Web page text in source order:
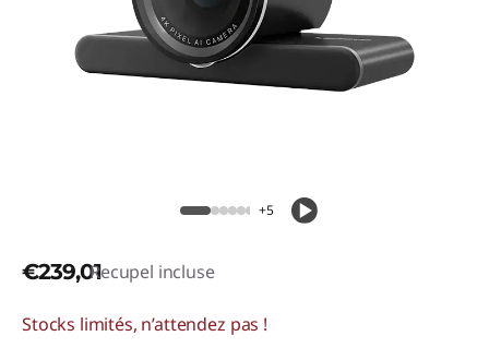
+5
€239,01Recupel incluse
Stocks limités, n’attendez pas !